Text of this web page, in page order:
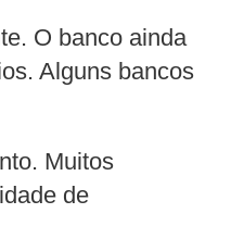
O banco ainda
Alguns bancos
Muitos
de